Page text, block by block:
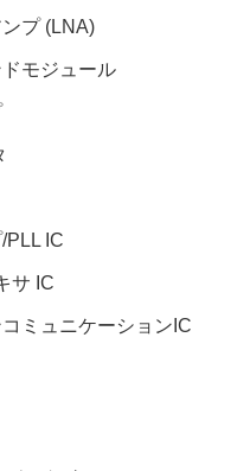
プ (LNA)
モジュール
PLL IC
サ IC
ミュニケーションIC